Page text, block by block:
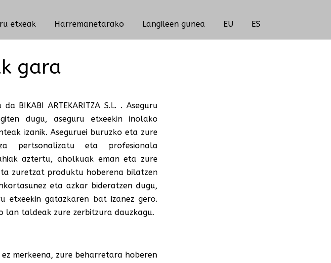
etxeak Harremanetarako Langileen gunea EU ES
gara
BIKABI ARTEKARITZA S.L. . Aseguru
dugu, aseguru etxeekin inolako
izanik. Aseguruei buruzko eta zure
pertsonalizatu eta profesionala
aztertu, aholkuak eman eta zure
zuretzat produktu hoberena bilatzen
eta azkar bideratzen dugu,
etxeekin gatazkaren bat izanez gero.
lan taldeak zure zerbitzura dauzkagu.
merkeena, zure beharretara hoberen